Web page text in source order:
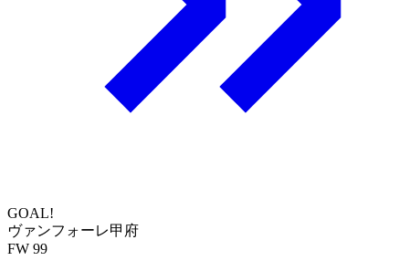
GOAL!
ヴァンフォーレ甲府
FW 99